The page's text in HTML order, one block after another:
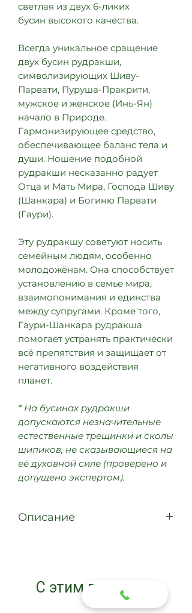
светлая из двух 6-ликих
бусин высокого качества.
Всегда уникальное сращение
двух бусин рудракши,
символизирующих Шиву-
Парвати, Пуруша-Пракрити,
мужское и женское (Инь-Ян)
начало в Природе.
Гармонизирующее средство,
обеспечивающее баланс тела и
души. Ношение подобной
рудракши несказанно радует
Отца и Мать Мира, Господа Шиву
(Шанкара) и Богиню Парвати
(Гаури).
Эту рудракшу советуют носить
семейным людям, особенно
молодожёнам. Она способствует
установлению в семье мира,
взаимопонимания и единства
между супругами. Кроме того,
Гаури-Шанкара рудракша
помогает устранять практически
всё препятствия и защищает от
негативного воздействия
планет.
* На бусинах рудракши
допускаются незначительные
естественные трещинки и сколы
шипиков, не сказывающиеся на
её духовной силе (проверено и
допущено экспертом).
Описание
Цвет: светло-коричневый
Страна происхождения: Непал
С этим покупают